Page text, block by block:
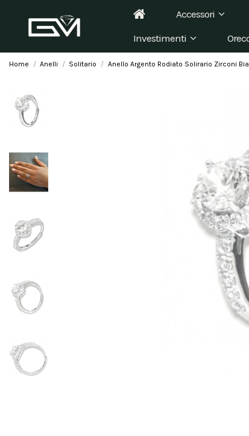
Accessori
Investimenti
Home Anelli Solitario Anello Argento Rodiato Solirario Zirconi